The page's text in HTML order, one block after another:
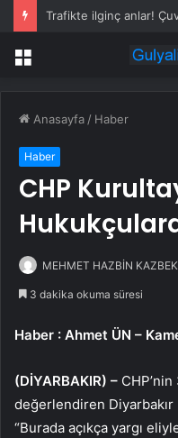
Trafikte ilginç anlar!
Menü
Anasayfa / Haber
Haber
CHP
MEHMET HAZBİN KAZBEK
3 dakika okuma süresi
Haber : Ahmet ÜN –
(DİYARBAKIR) – CHP’nin
değerlendiren Diyarbakır
“Burada açıkça yargı